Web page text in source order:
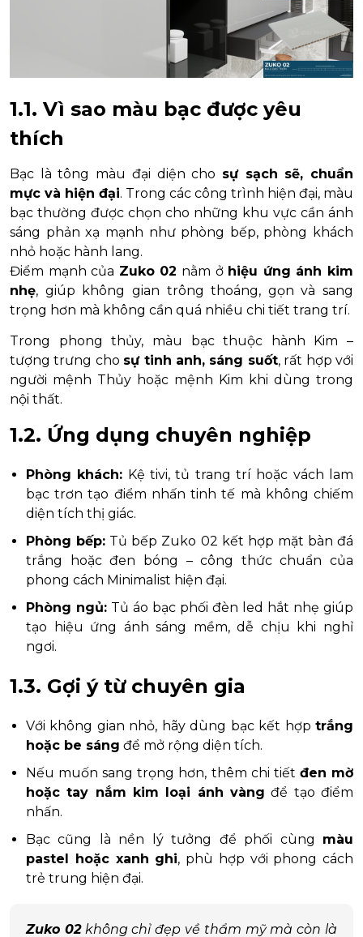
1.1. Vì sao màu bạc được yêu
thích
Bạc là tông màu đại diện cho sự sạch sẽ, chuẩn
mực và hiện đại. Trong các công trình hiện đại, màu
bạc thường được chọn cho những khu vực cần ánh
sáng phản xạ mạnh như phòng bếp, phòng khách
nhỏ hoặc hành lang.
Điểm mạnh của Zuko 02 nằm ở hiệu ứng ánh kim
nhẹ, giúp không gian trông thoáng, gọn và sang
trọng hơn mà không cần quá nhiều chi tiết trang trí.
Trong phong thủy, màu bạc thuộc hành Kim –
tượng trưng cho sự tinh anh, sáng suốt, rất hợp với
người mệnh Thủy hoặc mệnh Kim khi dùng trong
nội thất.
1.2. Ứng dụng chuyên nghiệp
Phòng khách: Kệ tivi, tủ trang trí hoặc vách lam
bạc trơn tạo điểm nhấn tinh tế mà không chiếm
diện tích thị giác.
Phòng bếp: Tủ bếp Zuko 02 kết hợp mặt bàn đá
trắng hoặc đen bóng – công thức chuẩn của
phong cách Minimalist hiện đại.
Phòng ngủ: Tủ áo bạc phối đèn led hắt nhẹ giúp
tạo hiệu ứng ánh sáng mềm, dễ chịu khi nghỉ
ngơi.
1.3. Gợi ý từ chuyên gia
Với không gian nhỏ, hãy dùng bạc kết hợp trắng
hoặc be sáng để mở rộng diện tích.
Nếu muốn sang trọng hơn, thêm chi tiết đen mờ
hoặc tay nắm kim loại ánh vàng để tạo điểm
nhấn.
Bạc cũng là nền lý tưởng để phối cùng màu
pastel hoặc xanh ghi, phù hợp với phong cách
trẻ trung hiện đại.
Zuko 02không chỉ đẹp về thẩm mỹ mà còn là